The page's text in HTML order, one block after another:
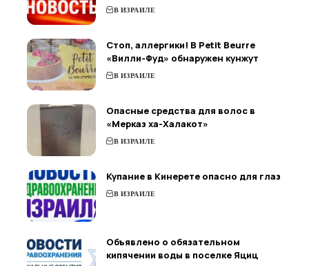
В ИЗРАИЛЕ
Стоп, аллергики! В Petit Beurre
«Вилли-Фуд» обнаружен кунжут
В ИЗРАИЛЕ
Опасные средства для волос в
«Мерказ ха-Халакот»
В ИЗРАИЛЕ
Купание в Кинерете опасно для глаз
В ИЗРАИЛЕ
Объявлено о обязательном
кипячении воды в поселке Яциц